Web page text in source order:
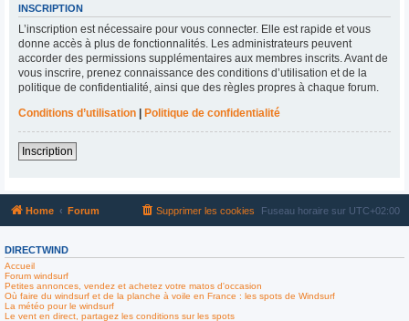
INSCRIPTION
L’inscription est nécessaire pour vous connecter. Elle est rapide et vous
donne accès à plus de fonctionnalités. Les administrateurs peuvent
accorder des permissions supplémentaires aux membres inscrits. Avant de
vous inscrire, prenez connaissance des conditions d’utilisation et de la
politique de confidentialité, ainsi que des règles propres à chaque forum.
Conditions d’utilisation
Politique de confidentialité
Inscription
Home Forum Fuseau horaire sur UTC+02:00
Supprimer les cookies
DIRECTWIND
Accueil
Forum windsurf
Petites annonces, vendez et achetez votre matos d'occasion
Où faire du windsurf et de la planche à voile en France : les spots de Windsurf
La météo pour le windsurf
Le vent en direct, partagez les conditions sur les spots